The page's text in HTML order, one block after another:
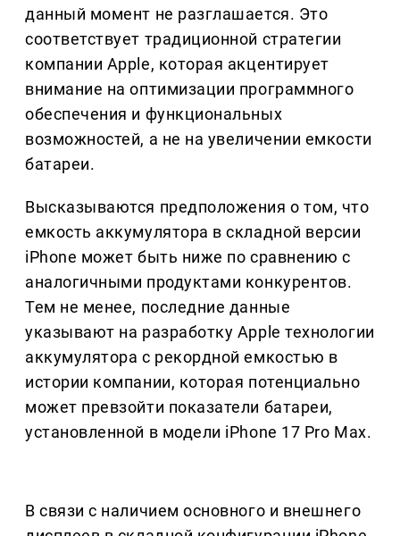
данный момент не разглашается. Это
соответствует традиционной стратегии
компании Apple, которая акцентирует
внимание на оптимизации программного
обеспечения и функциональных
возможностей, а не на увеличении емкости
батареи.
Высказываются предположения о том, что
емкость аккумулятора в складной версии
iPhone может быть ниже по сравнению с
аналогичными продуктами конкурентов.
Тем не менее, последние данные
указывают на разработку Apple технологии
аккумулятора с рекордной емкостью в
истории компании, которая потенциально
может превзойти показатели батареи,
установленной в модели iPhone 17 Pro Max.
В связи с наличием основного и внешнего